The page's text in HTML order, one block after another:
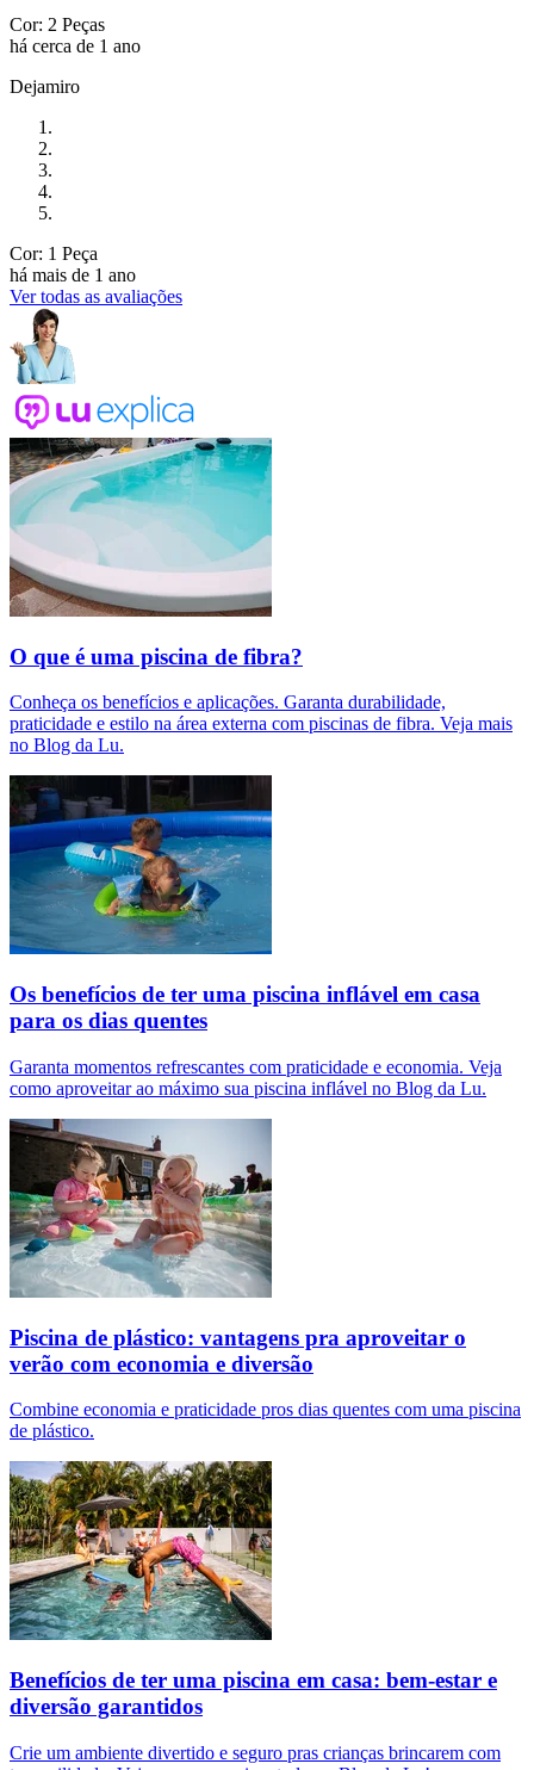
Cor: 2 Peças
há cerca de 1 ano
Dejamiro
Cor: 1 Peça
há mais de 1 ano
Ver todas as avaliações
O que é uma piscina de fibra?
Conheça os benefícios e aplicações. Garanta durabilidade,
praticidade e estilo na área externa com piscinas de fibra. Veja mais
no Blog da Lu.
Os benefícios de ter uma piscina inflável em casa
para os dias quentes
Garanta momentos refrescantes com praticidade e economia. Veja
como aproveitar ao máximo sua piscina inflável no Blog da Lu.
Piscina de plástico: vantagens pra aproveitar o
verão com economia e diversão
Combine economia e praticidade pros dias quentes com uma piscina
de plástico.
Benefícios de ter uma piscina em casa: bem-estar e
diversão garantidos
Crie um ambiente divertido e seguro pras crianças brincarem com